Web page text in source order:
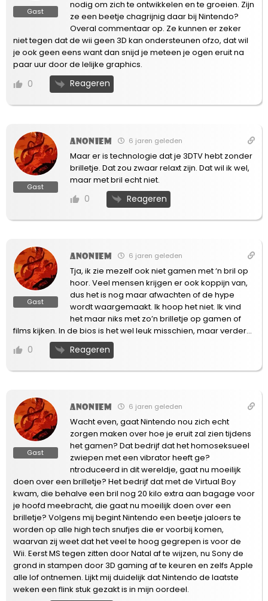
Gast
nodig om zich te ontwikkelen en te groeien. Zijn
ze een beetje chagrijnig daar bij Nintendo?
Overal commentaar op. Ze kunnen er zeker
niet tegen dat de wii geen 3D kan ondersteunen ofzo, dat wil
je ook geen eens want dan snijd je meteen je ogen eruit na
paar uur door de lelijke graphics.
0 Reageren
Gast
Anoniem 6 jaren geleden
Maar er is technologie dat je 3DTV hebt zonder
brilletje. Dat zou zwaar relaxt zijn. Dat wil ik wel,
maar met bril echt niet.
0 Reageren
Gast
Anoniem 6 jaren geleden
Tja, ik zie mezelf ook niet gamen met ‘n bril op
hoor. Veel mensen krijgen er ook koppijn van,
dus het is nog maar afwachten of de hype
wordt waargemaakt. Ik hoop het niet. Ik vind
het maar niks met zo’n brilletje op gamen of
films kijken. In de bios is het wel leuk misschien, maar verder…
0 Reageren
Gast
Anoniem 6 jaren geleden
Wacht even, gaat Nintendo nou zich echt
zorgen maken over hoe je eruit zal zien tijdens
het gamen? Dat bedrijf dat het homoseksueel
zwiepen met een vibrator heeft ge?
ntroduceerd in dit wereldje, gaat nu moeilijk
doen over een brilletje? Het bedrijf dat met de Virtual Boy
kwam, die behalve een bril nog 20 kilo extra aan bagage voor
je hoofd meebracht, die gaat nu moeilijk doen over een
brilletje? Volgens mij begint Nintendo een beetje jaloers te
worden op alle high tech snufjes die er voorbij komen,
waarvan zij weet dat het veel te hoog gegrepen is voor de
Wii. Eerst MS tegen zitten door Natal af te wijzen, nu Sony de
grond in stampen door 3D gaming af te keuren en zelfs Apple
alle lof ontnemen. Lijkt mij duidelijk dat Nintendo de laatste
weken een flink stuk gezakt is in mijn oordeel.